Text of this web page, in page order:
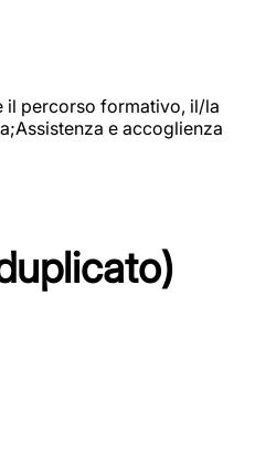
il percorso formativo, il/la
e accoglienza